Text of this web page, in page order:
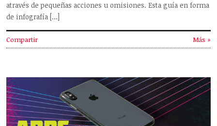
através de pequeñas acciones u omisiones. Esta guía en forma
de infografía […]
Compartir Más »